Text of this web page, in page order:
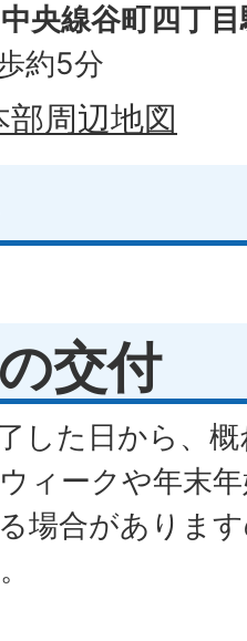
央線谷町四丁
約5分
周辺地図
交付
した日から、
ィークや年末
場合がありま